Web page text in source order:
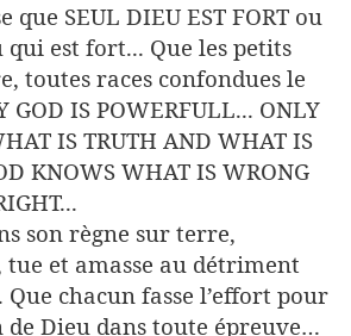
que SEUL DIEU EST FORT ou
qui est fort... Que les petits
toutes races confondues le
GOD IS POWERFULL... ONLY
IS TRUTH AND WHAT IS
KNOWS WHAT IS WRONG
son règne sur terre,
et amasse au détriment
Que chacun fasse l’effort pour
Dieu dans toute épreuve…